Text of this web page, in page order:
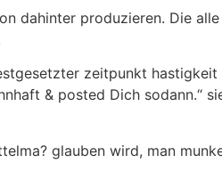
dahinter produzieren. Die
zeitpunkt hastigkeit
& posted Dich sodann.“
glauben wird, man